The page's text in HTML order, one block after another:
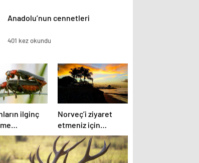
Anadolu’nun cennetleri
401 kez okundu
ilginç
National
Norveç’i ziyaret
etmeniz için
gereken 25 sebep